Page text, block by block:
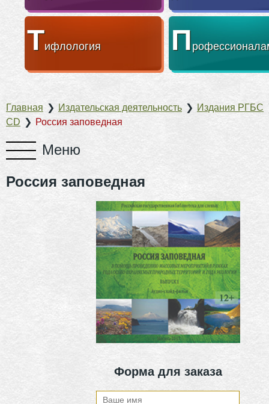
Тифлология П
Главная ❯ Издательская деятельность ❯ Издания РГБС
CD ❯ Россия заповедная
Россия заповедная
Форма для заказа